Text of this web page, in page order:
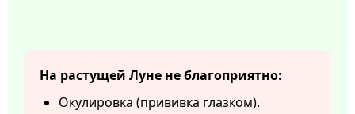
На растущей Луне не благоприятно:
Окулировка (прививка глазком).